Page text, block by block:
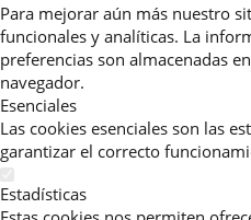
Para mejorar aún más nuestro
funcionales y analíticas. La
preferencias son almacenadas
navegador.
Esenciales
Las cookies esenciales son las
garantizar el correcto
Estadísticas